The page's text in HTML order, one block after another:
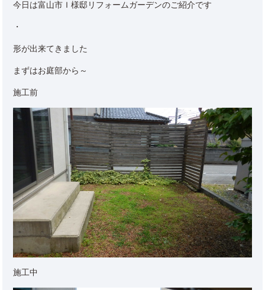
今日は富山市Ｉ様邸リフォームガーデンのご紹介です
・
形が出来てきました
まずはお庭部から～
施工前
施工中